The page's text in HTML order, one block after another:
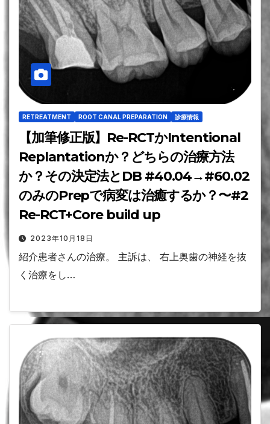
RETREATMENT ROOT CANAL PREPARATION 診療情報
【加筆修正版】Re-RCTかIntentional
Replantationか？どちらの治療方法
か？その決定法とDB #40.04→#60.02
のみのPrepで病変は治癒するか？〜#2
Re-RCT+Core build up
2023年10月18日
紹介患者さんの治療。 主訴は、 右上奥歯の神経を抜
く治療をし…